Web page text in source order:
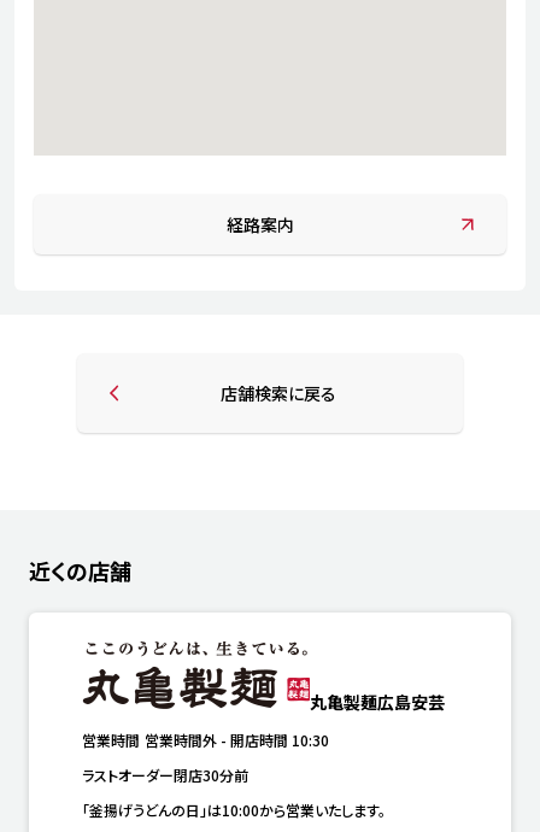
経路案内
店舗検索に戻る
近くの店舗
丸亀製麺広島安芸
営業時間 営業時間外 - 開店時間 10:30
ラストオーダー閉店30分前
「釜揚げうどんの日」は10:00から営業いたします。